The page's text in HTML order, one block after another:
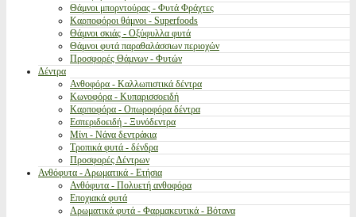
Θάμνοι μπορντούρας - Φυτά Φράχτες
Καρποφόροι θάμνοι - Superfoods
Θάμνοι σκιάς - Οξύφυλλα φυτά
Θάμνοι φυτά παραθαλάσσιων περιοχών
Προσφορές Θάμνων - Φυτών
Δέντρα
Ανθοφόρα - Καλλωπιστικά δέντρα
Κωνοφόρα - Κυπαρισσοειδή
Καρποφόρα - Οπωροφόρα δέντρα
Εσπεριδοειδή - Ξυνόδεντρα
Μίνι - Νάνα δεντράκια
Τροπικά φυτά - δένδρα
Προσφορές Δέντρων
Ανθόφυτα - Αρωματικά - Ετήσια
Ανθόφυτα - Πολυετή ανθοφόρα
Εποχιακά φυτά
Αρωματικά φυτά - Φαρμακευτικά - Βότανα